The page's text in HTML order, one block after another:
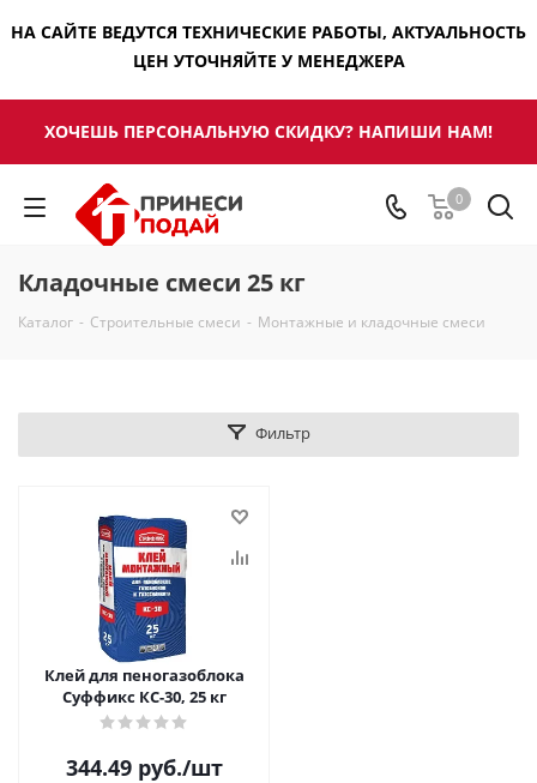
НА САЙТЕ ВЕДУТСЯ ТЕХНИЧЕСКИЕ РАБОТЫ, АКТУАЛЬНОСТЬ
ЦЕН УТОЧНЯЙТЕ У МЕНЕДЖЕРА
ХОЧЕШЬ ПЕРСОНАЛЬНУЮ СКИДКУ? НАПИШИ НАМ!
0
Кладочные смеси 25 кг
Каталог - Строительные смеси - Монтажные и кладочные смеси
Фильтр
Клей для пеногазоблока
Суффикс КС-30, 25 кг
344.49руб./шт